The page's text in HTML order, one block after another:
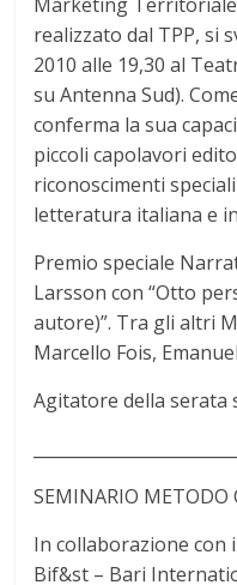
realizzato dal TPP, si
2010 alle 19,30 al
su Antenna Sud).
conferma la sua
piccoli capolavori
riconoscimenti
letteratura italiana e
Premio speciale
Larsson con “Otto
autore)”. Tra gli altri
Marcello Fois,
Agitatore della serata
SEMINARIO METODO
In collaborazione con
Bif&st – Bari